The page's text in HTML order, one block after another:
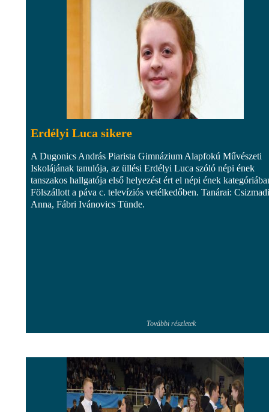
Erdélyi Luca sikere
A Dugonics András Piarista Gimnázium Alapfokú Művészeti
Iskolájának tanulója, az üllési Erdélyi Luca szóló népi ének
tanszakos hallgatója első helyezést ért el népi ének
Fölszállott a páva c. televíziós vetélkedőben. Tanárai:
Anna, Fábri Ivánovics Tünde.
További részletek